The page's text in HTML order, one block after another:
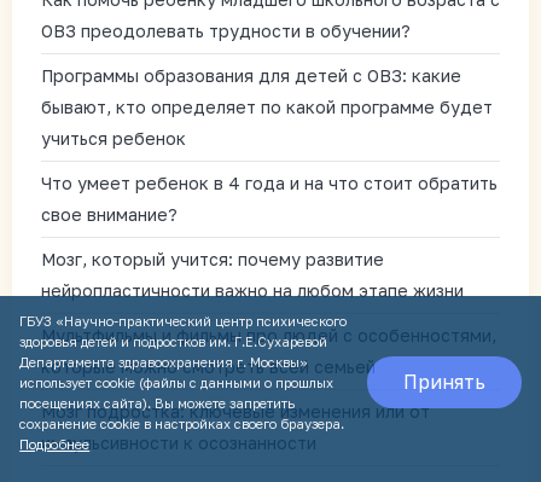
ОВЗ преодолевать трудности в обучении?
Программы образования для детей с ОВЗ: какие
бывают, кто определяет по какой программе будет
учиться ребенок
Что умеет ребенок в 4 года и на что стоит обратить
свое внимание?
Мозг, который учится: почему развитие
нейропластичности важно на любом этапе жизни
Мультфильмы и фильмы про людей с особенностями,
которые можно смотреть всей семьей
Мозг подростка: ключевые изменения или от
импульсивности к осознанности
ГБУЗ «Научно-практический центр психического
здоровья детей и подростков им. Г.Е.Сухаревой
Департамента здравоохранения г. Москвы»
использует cookie (файлы с данными о прошлых
посещениях сайта). Вы можете запретить
сохранение cookie в настройках своего браузера.
Подробнее
Принять